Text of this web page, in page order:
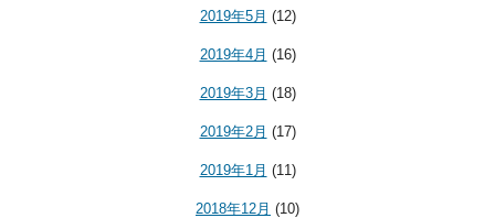
2019年5月 (12)
2019年4月 (16)
2019年3月 (18)
2019年2月 (17)
2019年1月 (11)
2018年12月 (10)